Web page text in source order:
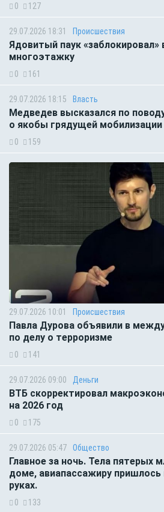
0 127
29.07.2026 18:31 Происшествия
Ядовитый паук «заблокировал»
многоэтажку
0 161
29.07.2026 18:15 Власть
Медведев высказался по
о якобы грядущей мобилизации
0 159
29.07.2026 10:01 Происшествия
Павла Дурова объявили в
по делу о терроризме
0 141
29.07.2026 09:00 Деньги
ВТБ скорректировал
на 2026 год
0 175
29.07.2026 05:47 Общество
Главное за ночь. Тела пятерых
доме, авиапассажиру пришлось
руках.
0 133